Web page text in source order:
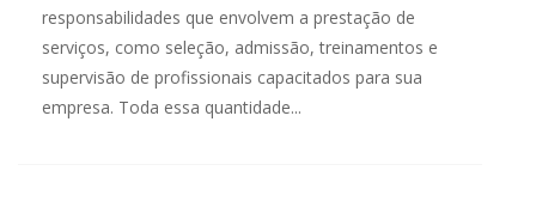
responsabilidades que envolvem a prestação de
serviços, como seleção, admissão, treinamentos e
supervisão de profissionais capacitados para sua
empresa. Toda essa quantidade...